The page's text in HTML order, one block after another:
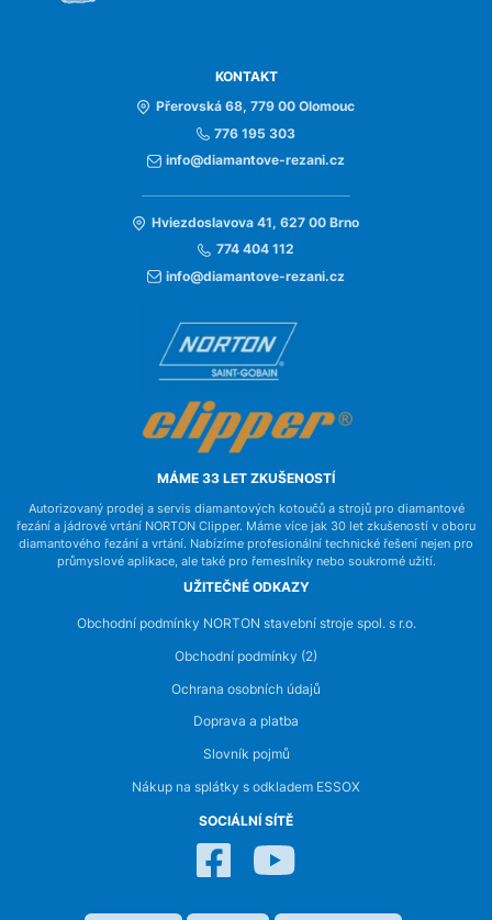
KONTAKT
Přerovská 68, 779 00 Olomouc
776 195 303
info@diamantove-rezani.cz
Hviezdoslavova 41, 627 00 Brno
774 404 112
info@diamantove-rezani.cz
MÁME 33 LET ZKUŠENOSTÍ
Autorizovaný prodej a servis diamantových kotoučů a strojů pro diamantové
řezání a jádrové vrtání NORTON Clipper. Máme více jak 30 let zkušeností v oboru
diamantového řezání a vrtání. Nabízíme profesionální technické řešení nejen pro
průmyslové aplikace, ale také pro řemeslníky nebo soukromé užití.
UŽITEČNÉ ODKAZY
Obchodní podmínky NORTON stavební stroje spol. s r.o.
Obchodní podmínky (2)
Ochrana osobních údajů
Doprava a platba
Slovník pojmů
Nákup na splátky s odkladem ESSOX
SOCIÁLNÍ SÍTĚ